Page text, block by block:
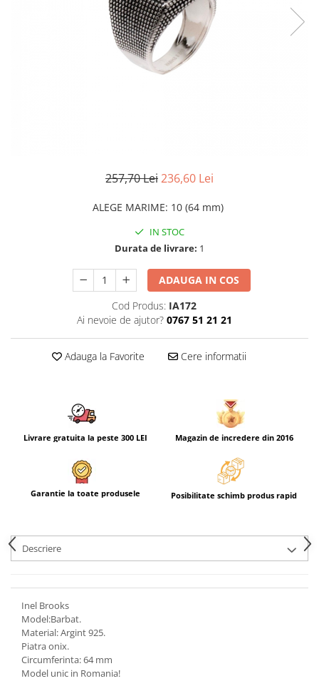
257,70 Lei236,60 Lei
ALEGE MARIME: 10 (64 mm)
IN STOC
Durata de livrare: 1
ADAUGA IN COS
Cod Produs: IA172
Ai nevoie de ajutor? 0767 51 21 21
Adauga la Favorite Cere informatii
Livrare gratuita la peste 300 LEI Magazin de incredere din 2016
Garantie la toate produsele Posibilitate schimb produs rapid
Descriere
Inel Brooks
Model:Barbat.
Material: Argint 925.
Piatra onix.
Circumferinta: 64 mm
Model unic in Romania!